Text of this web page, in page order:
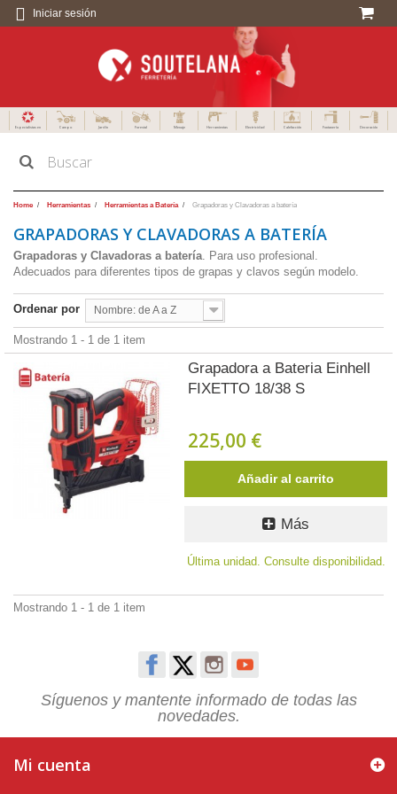
Iniciar sesión
Especialistas en Campo Jardín Forestal Menaje Herramientas Electricidad Calefacción Fontanería Decoración
Home Herramientas Herramientas a Batería Grapadoras y Clavadoras a batería
GRAPADORAS Y CLAVADORAS A BATERÍA
Grapadoras y Clavadoras a batería. Para uso profesional.
Adecuados para diferentes tipos de grapas y clavos según modelo.
Ordenar por Nombre: de A a Z
Mostrando 1 - 1 de 1 item
Grapadora a Bateria Einhell
FIXETTO 18/38 S
225,00 €
Añadir al carrito
Más
Última unidad. Consulte disponibilidad.
Mostrando 1 - 1 de 1 item
Síguenos y mantente informado de todas las
novedades.
Mi cuenta